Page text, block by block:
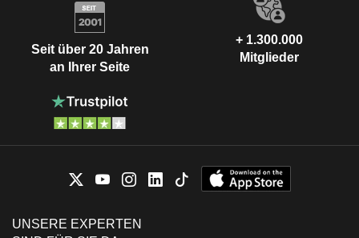
Seit über 20 Jahren
an Ihrer Seite
+ 1.300.000
Mitglieder
UNSERE EXPERTEN